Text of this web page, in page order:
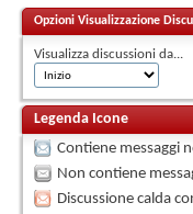
Opzioni Visualizzazione
Visualizza discussioni da...
Legenda Icone
Contiene messaggi
Non contiene
Discussione calda